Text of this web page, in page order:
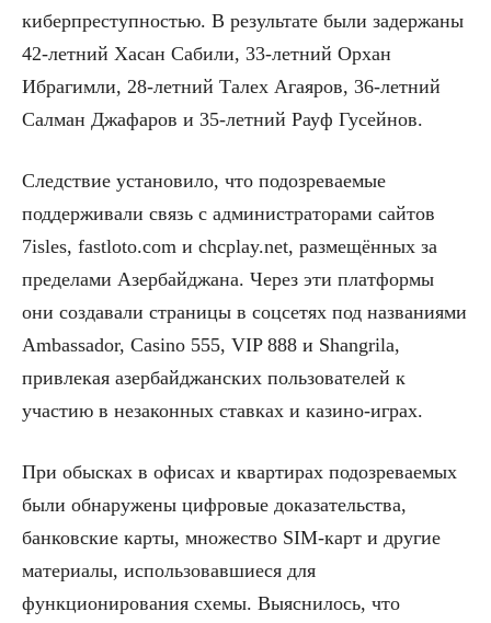
киберпреступностью. В результате были задержаны
42-летний Хасан Сабили, 33-летний Орхан
Ибрагимли, 28-летний Талех Агаяров, 36-летний
Салман Джафаров и 35-летний Рауф Гусейнов.
Следствие установило, что подозреваемые
поддерживали связь с администраторами сайтов
7isles, fastloto.com и chcplay.net, размещённых за
пределами Азербайджана. Через эти платформы
они создавали страницы в соцсетях под названиями
Ambassador, Casino 555, VIP 888 и Shangrila,
привлекая азербайджанских пользователей к
участию в незаконных ставках и казино-играх.
При обысках в офисах и квартирах подозреваемых
были обнаружены цифровые доказательства,
банковские карты, множество SIM-карт и другие
материалы, использовавшиеся для
функционирования схемы. Выяснилось, что